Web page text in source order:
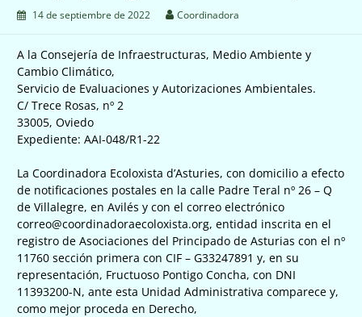
14 de septiembre de 2022 Coordinadora
A la Consejería de Infraestructuras, Medio Ambiente y
Cambio Climático,
Servicio de Evaluaciones y Autorizaciones Ambientales.
C/ Trece Rosas, nº 2
33005, Oviedo
Expediente: AAI-048/R1-22
La Coordinadora Ecoloxista d’Asturies, con domicilio a efecto
de notificaciones postales en la calle Padre Teral nº 26 – Q
de Villalegre, en Avilés y con el correo electrónico
correo@coordinadoraecoloxista.org, entidad inscrita en el
registro de Asociaciones del Principado de Asturias con el nº
11760 sección primera con CIF – G33247891 y, en su
representación, Fructuoso Pontigo Concha, con DNI
11393200-N, ante esta Unidad Administrativa comparece y,
como mejor proceda en Derecho,